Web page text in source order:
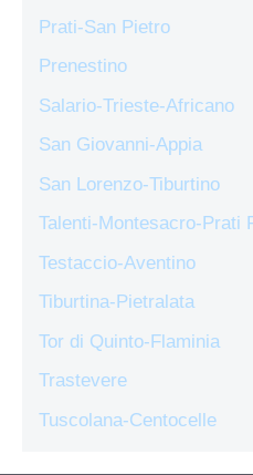
Prati-San Pietro
Prenestino
Salario-Trieste-Africano
San Giovanni-Appia
San Lorenzo-Tiburtino
Talenti-Montesacro-Prati
Testaccio-Aventino
Tiburtina-Pietralata
Tor di Quinto-Flaminia
Trastevere
Tuscolana-Centocelle